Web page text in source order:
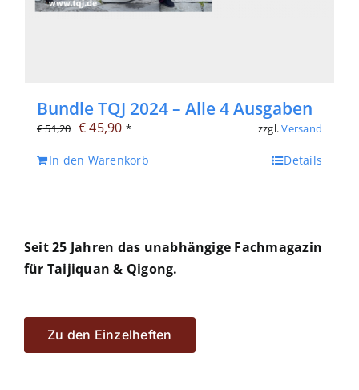
Bundle TQJ 2024 – Alle 4 Ausgaben
€51,20 Ursprünglicher
war:
€45,90Aktueller
ist:
* zzgl.Versand
In den Warenkorb Details
Seit 25 Jahren das unabhängige Fachmagazin
für Taijiquan & Qigong.
Zu den Einzelheften